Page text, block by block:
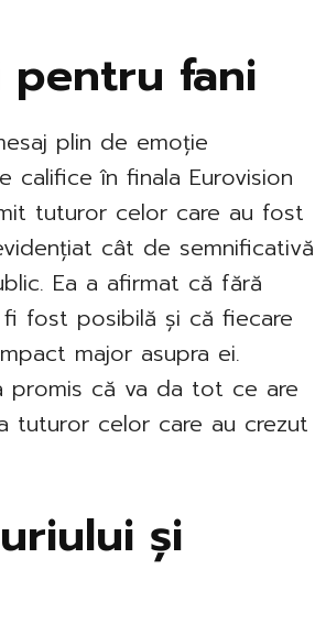
pentru fani
plin de emoție
califice în finala Eurovision
tuturor celor care au fost
cât de semnificativă
Ea a afirmat că fără
fi fost posibilă și că fiecare
major asupra ei.
promis că va da tot ce are
tuturor celor care au crezut
și